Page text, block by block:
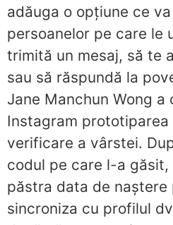
adăuga o opțiune ce
persoanelor pe care le
trimită un mesaj, să te
sau să răspundă la
Jane Manchun Wong a
Instagram
verificare a vârstei.
codul pe care l-a
păstra data de naștere
sincroniza cu profilul